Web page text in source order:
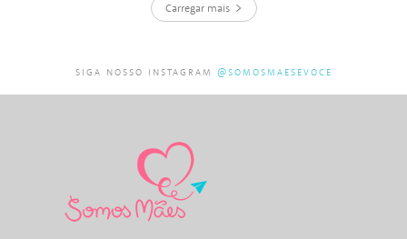
Carregar mais
SIGA NOSSO INSTAGRAM @SOMOSMAESEVOCE